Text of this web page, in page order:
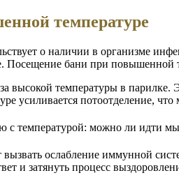
температуре
о наличии в организме
бани при повышенной
высокой температуры в
усиливается потоотделение,
ослабление иммунной
и затянуть процесс